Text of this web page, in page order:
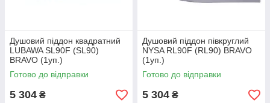
Душовий піддон квадратний
LUBAWA SL90F (SL90)
BRAVO (1уп.)
Готово до відправки
5 304 ₴
Душовий піддон півкруглий
NYSA RL90F (RL90) BRAVO
(1уп.)
Готово до відправки
5 304 ₴